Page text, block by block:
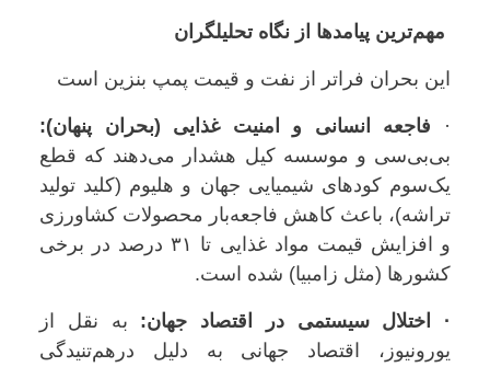
مهم‌ترین پیامدها از نگاه تحلیلگران
این بحران فراتر از نفت و قیمت پمپ بنزین است
فاجعه انسانی و امنیت غذایی (بحران پنهان):
بی‌بی‌سی و موسسه کیل هشدار می‌دهند که قطع
یک‌سوم کودهای شیمیایی جهان و هلیوم (کلید تولید
تراشه)، باعث کاهش فاجعه‌بار محصولات کشاورزی
و افزایش قیمت مواد غذایی تا ۳۱ درصد در برخی
کشورها (مثل زامبیا) شده است.
· اختلال سیستمی در اقتصاد جهان:به نقل از
یورونیوز، اقتصاد جهانی به دلیل درهم‌تنیدگی